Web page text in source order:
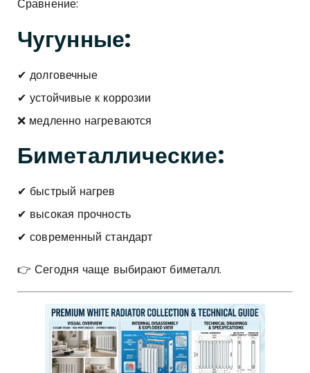
Сравнение:
Чугунные:
✔ долговечные
✔ устойчивые к коррозии
❌ медленно нагреваются
Биметаллические:
✔ быстрый нагрев
✔ высокая прочность
✔ современный стандарт
👉 Сегодня чаще выбирают биметалл.